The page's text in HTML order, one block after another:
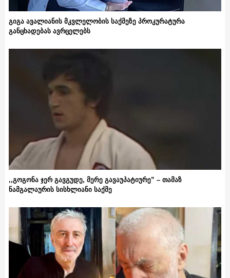
გიგა ავალიანის მკვლელობის საქმეზე პროკურატურა
განცხადებას ავრცელებს
,,გოგონა ჯერ გავგუდე, მერე გავაუპატიურე” – თამაზ
ნამგალაურის სისხლიანი საქმე